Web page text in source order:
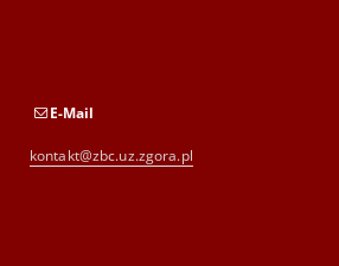
E-Mail
kontakt@zbc.uz.zgora.pl